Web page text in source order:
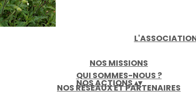
NOS MISSIONS
QUI SOMMES-NOUS ?
NOS RÉSEAUX ET PARTENAIRES
NOS ACTIONS▴▾